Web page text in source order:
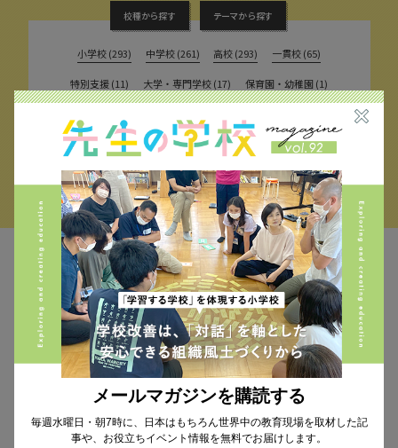
校種から探す テーマから探す
小学校 (293) 中学校 (261) 高校 (293) 一貫校 (65)
特別支援 (11) 大学・専門学校 (17) 保育園・幼稚園 (1)
オルタナティブスクール (18) 教育委員会 (4)
MAIL MAGAZINE
イベント、記事などの最新情報をお届け！
個人情報の取扱 について同意します。
メールマガジンを購読する
毎週水曜日・朝7時に、日本はもちろん世界中の教育現場を取材した記
事や、お役立ちイベント情報を無料でお届けします。